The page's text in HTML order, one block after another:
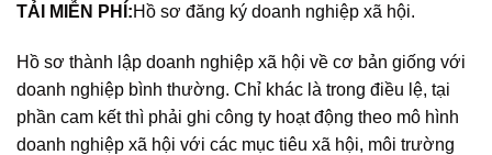
TẢI MIỄN PHÍ:Hồ sơ đăng ký doanh nghiệp xã hội.
Hồ sơ thành lập doanh nghiệp xã hội về cơ bản giống với
doanh nghiệp bình thường. Chỉ khác là trong điều lệ, tại
phần cam kết thì phải ghi công ty hoạt động theo mô hình
doanh nghiệp xã hội với các mục tiêu xã hội, môi trường